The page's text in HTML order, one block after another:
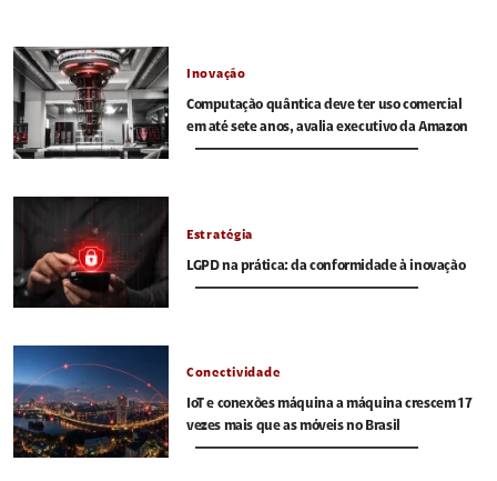
Inovação
Computação quântica deve ter uso comercial
em até sete anos, avalia executivo da Amazon
Estratégia
LGPD na prática: da conformidade à inovação
Conectividade
IoT e conexões máquina a máquina crescem 17
vezes mais que as móveis no Brasil